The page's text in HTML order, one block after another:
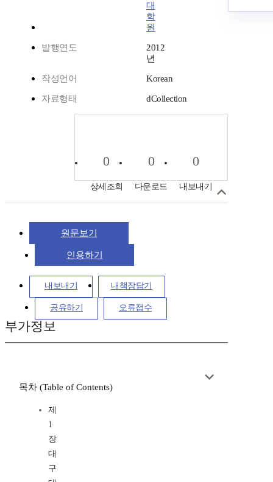
대
학
원
발행연도
2012
년
작성언어 Korean
자료형태 dCollection
0
상세조회
0
다운로드
0
내보내기
원문보기
인용하기
내보내기 내책장담기
공유하기 오류접수
부가정보
목차 (Table of Contents)
제
1
장
대
구